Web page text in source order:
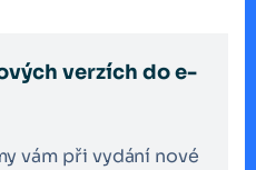
verzích do e-
vám při vydání nové